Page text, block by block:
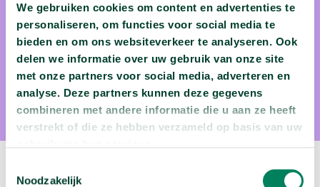
We gebruiken cookies om content en advertenties te
personaliseren, om functies voor social media te
bieden en om ons websiteverkeer te analyseren. Ook
delen we informatie over uw gebruik van onze site
met onze partners voor social media, adverteren en
analyse. Deze partners kunnen deze gegevens
combineren met andere informatie die u aan ze heeft
verstrekt of die ze hebben verzameld op basis van uw
Noodzakelijk
Dr. Kim Poldner
Dr. Kim Poldner is verbonden aan Wageningen University &
Research.
Volgende video: